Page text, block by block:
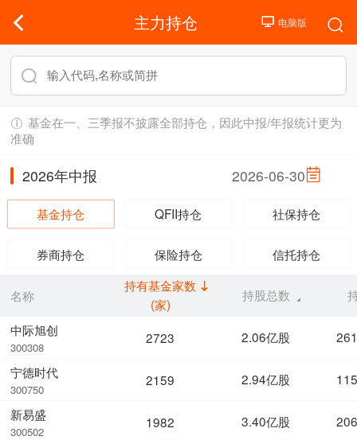
主力持仓
基金在一、三季报不披露全部持仓，因此中报/年报统计更为
准确
2026年中报 2026-06-30
基金持仓 QFII持仓 社保持仓
券商持仓 保险持仓 信托持仓
名称
中际旭创
300308
宁德时代
300750
新易盛
300502
持有基金家数
(家)
持股总数
2723 2.06亿股
2159 2.94亿股
1982 3.40亿股